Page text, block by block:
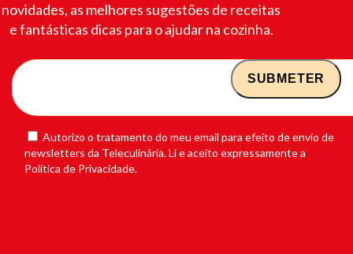
novidades, as melhores sugestões de receitas
e fantásticas dicas para o ajudar na cozinha.
Autorizo o tratamento do meu email para efeito de envio de
newsletters da Teleculinária. Li e aceito expressamente a
Política de Privacidade.